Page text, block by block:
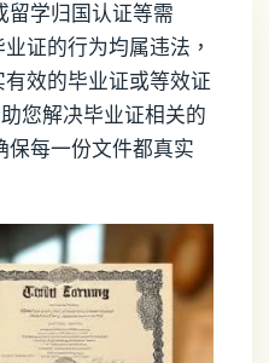
留学归国认证等需
证的行为均属违法，
效的毕业证或等效证
您解决毕业证相关的
保每一份文件都真实